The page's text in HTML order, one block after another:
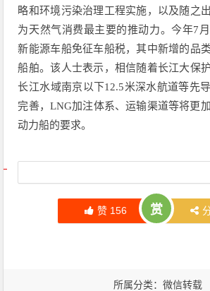
略和环境污染治理工程实施，以及随之
为天然气消费最主要的推动力。今年7
新能源车船免征车船税，其中新增的品
船舶。该人士表示，相信随着长江大保
长江水域南京以下12.5米深水航道等先
完善，LNG加注体系、运输渠道等将更
动力船的要求。
文章导航
赞 156 赏
所属分类： 微信转载